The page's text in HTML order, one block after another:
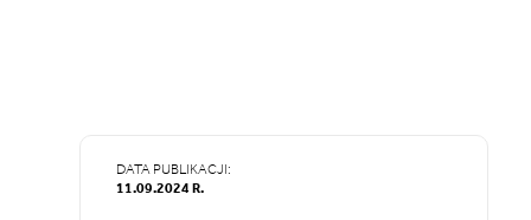
DATA PUBLIKACJI:
11.09.2024 R.